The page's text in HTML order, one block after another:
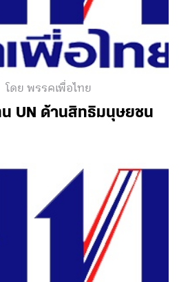
โดย พรรคเพื่อไทย
น UN ด้านสิทธิมนุษยชน